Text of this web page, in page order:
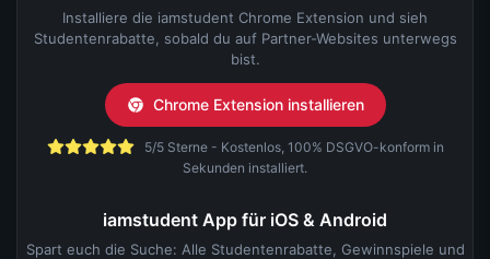
Installiere die iamstudent Chrome Extension und sieh
Studentenrabatte, sobald du auf Partner-Websites unterwegs
bist.
Chrome Extension installieren
5/5 Sterne - Kostenlos, 100% DSGVO-konform in
Sekunden installiert.
iamstudent App für iOS & Android
Spart euch die Suche: Alle Studentenrabatte, Gewinnspiele und